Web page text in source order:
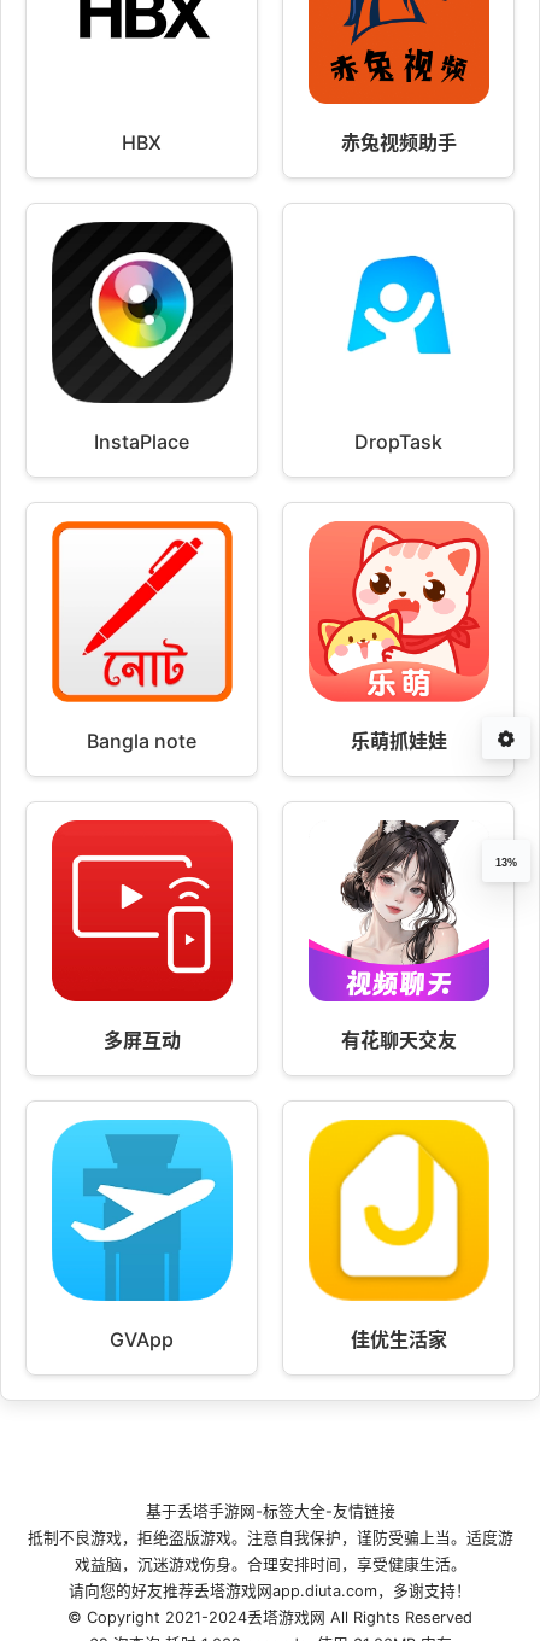
HBX 赤兔视频助手
InstaPlace DropTask
Bangla note 乐萌抓娃娃
多屏互动 有花聊天交友
GVApp 佳优生活家
13%
基于丢塔手游网 -标签大全-友情链接
抵制不良游戏，拒绝盗版游戏。注意自我保护，谨防受骗上当。适度游
戏益脑，沉迷游戏伤身。合理安排时间，享受健康生活。
请向您的好友推荐丢塔游戏网app.diuta.com，多谢支持！
© Copyright 2021-2024丢塔游戏网 All Rights Reserved